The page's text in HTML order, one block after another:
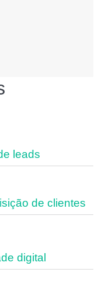
leads
de clientes
digital